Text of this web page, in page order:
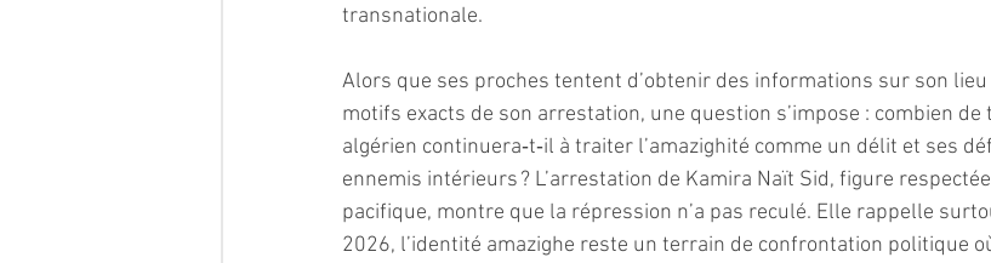
transnationale.
Alors que ses proches tentent d’obtenir des informations sur son
motifs exacts de son arrestation, une question s’impose : combien de
algérien continuera‑t‑il à traiter l’amazighité comme un délit et ses
ennemis intérieurs ? L’arrestation de Kamira Naït Sid, figure
pacifique, montre que la répression n’a pas reculé. Elle rappelle
2026, l’identité amazighe reste un terrain de confrontation politique